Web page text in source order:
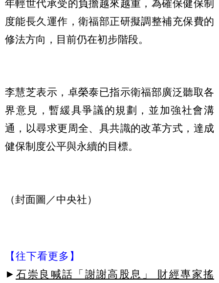
年輕世代承受的負擔越來越重，為確保健保制
度能長久運作，衛福部正研擬調整補充保費的
修法方向，目前仍在初步階段。
李慧芝表示，卓榮泰已指示衛福部廣泛聽取各
界意見，暫緩具爭議的規劃，並加強社會溝
通，以尋求更周全、具共識的改革方式，達成
健保制度公平與永續的目標。
（封面圖／中央社）
【往下看更多】
► 石崇良喊話「謝謝高股息」 財經專家搖